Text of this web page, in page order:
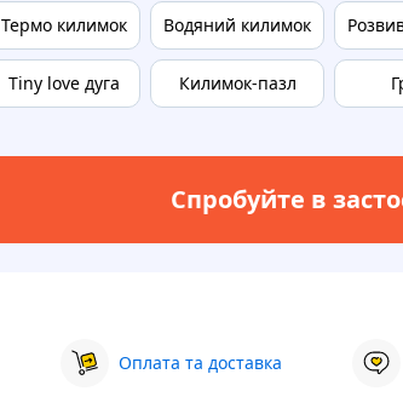
Термо килимок
Tiny love дуга
Водяний килимок
Килимок-пазл
Спробуйте в
Оплата та доставка